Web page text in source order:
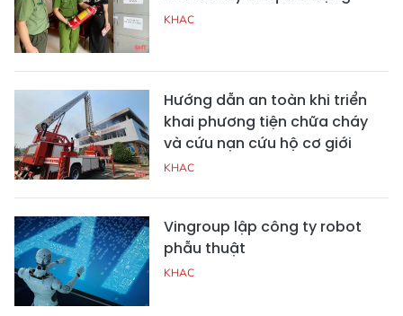
KHAC
Hướng dẫn an toàn khi triển
khai phương tiện chữa cháy
và cứu nạn cứu hộ cơ giới
KHAC
Vingroup lập công ty robot
phẫu thuật
KHAC